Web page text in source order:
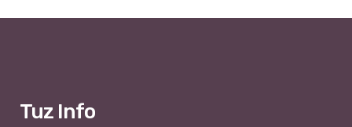
Tuz Info